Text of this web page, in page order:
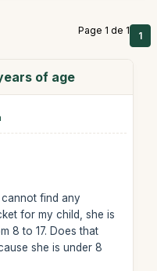
Page 1 de 1 1
of age
cannot find any
for my child, she is
8 to 17. Does that
she is under 8